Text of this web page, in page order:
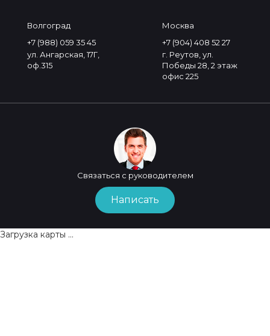
Волгоград
+7 (988) 059 35 45
ул. Ангарская, 17Г,
оф.315
Москва
+7 (904) 408 52 27
г. Реутов, ул.
Победы 28, 2 этаж
офис 225
Связаться с руководителем
Написать
Загрузка карты ...